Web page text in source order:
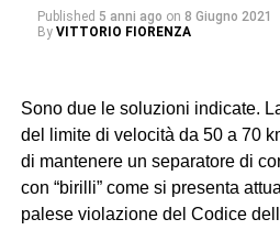
Published 5 anni ago on 8 Giugno 2021
By VITTORIO FIORENZA
Sono due le soluzioni indicate.
del limite di velocità da 50 a 70
di mantenere un separatore di
con “birilli” come si presenta
palese violazione del Codice